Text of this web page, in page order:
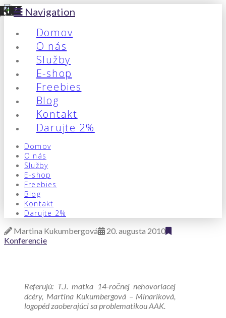
Navigation
Domov
O nás
Služby
E-shop
Freebies
Blog
Kontakt
Darujte 2%
Domov
O nás
Služby
E-shop
Freebies
Blog
Kontakt
Darujte 2%
Martina Kukumbergová
20. augusta 2010
Konferencie
Referujú: T.J. matka 14-ročnej nehovoriacej
dcéry, Martina Kukumbergová – Minariková,
logopéd zaoberajúci sa problematikou AAK.